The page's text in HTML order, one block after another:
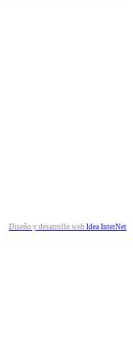
Diseño y desarrollo web Idea InterNet